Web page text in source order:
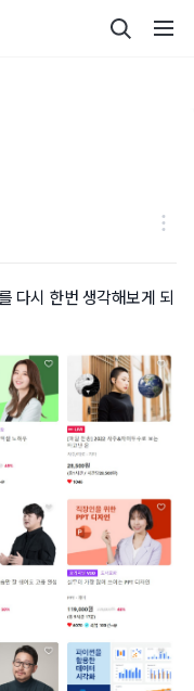
다시 한번 생각해보게 되